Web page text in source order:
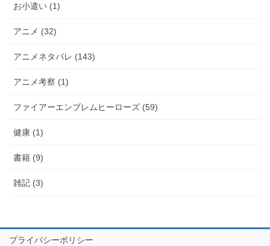
お小遣い (1)
アニメ (32)
アニメネタバレ (143)
アニメ考察 (1)
ファイアーエンブレムヒーローズ (59)
健康 (1)
書籍 (9)
雑記 (3)
プライバシーポリシー